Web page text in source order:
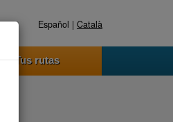
Español | Català
Tus rutas